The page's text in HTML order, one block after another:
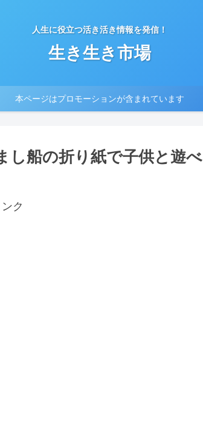
人生に役立つ活き活き情報を発信！
生き生き市場
本ページはプロモーションが含まれています
し船の折り紙で子供と遊べ
ク